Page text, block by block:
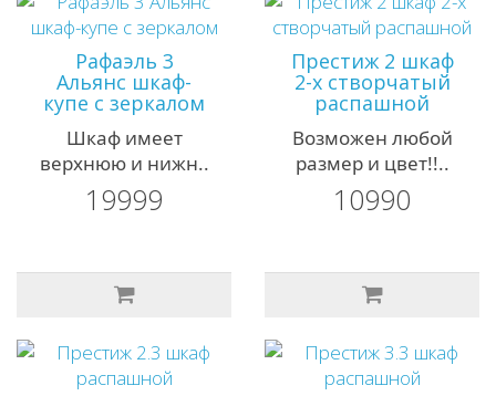
Рафаэль 3
Альянс шкаф-
купе с зеркалом
Шкаф имеет
верхнюю и нижн..
19999
Престиж 2 шкаф
2-х створчатый
распашной
Возможен любой
размер и цвет!!..
10990